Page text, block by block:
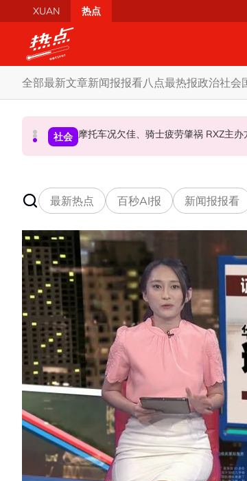
Skip to main content
XUAN 热点
全部最新文章新闻报报看八点最热报政治社会
财经 SST成华商远离希盟
社会 摩托车况欠佳、
政治 柔森州选合作奏效 阿末马斯
最新热点 百秒AI报 新闻报报看